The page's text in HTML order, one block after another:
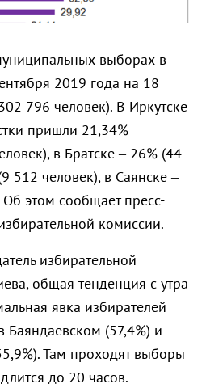
выборах в
2019 года на 18
796 человек). В Иркутске
пришли 21,34%
в Братске – 26% (44
512 человек), в Саянске –
этом сообщает пресс-
комиссии.
избирательной
общая тенденция с утра
явка избирателей
(57,4%) и
Там проходят выборы
до 20 часов.